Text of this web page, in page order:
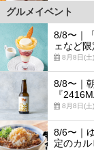
グルメイベント
8/8〜｜
ェなど
8月8日(
8/8〜｜
『
8月8日(土
8/6〜｜
定のカル